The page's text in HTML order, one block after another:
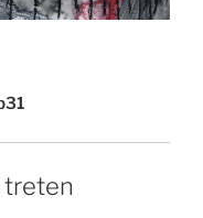
treten